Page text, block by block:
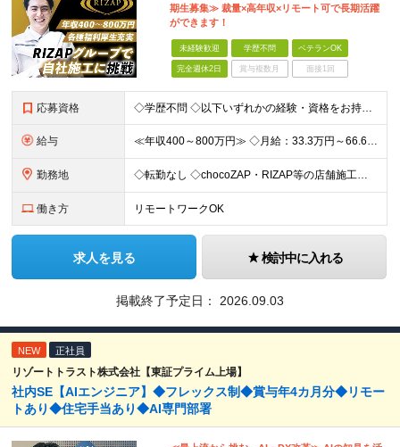
期生募集≫ 裁量×高年収×リモート可で長期活躍
ができます！
未経験歓迎 学歴不問 ベテランOK
完全週休2日 賞与複数月 面接1回
応募資格 ◇学歴不問 ◇以下いずれかの経験・資格をお持ちの方 ≪対象経験≫ ・店舗内装工事（フィットネス・飲食・物販など）の施工管理経験 ・電気/空調/給排水工事いずれかの施工管理経験（1年以上目安） ・職長
給与 ≪年収400～800万円≫ ◇月給：33.3万円～66.6万円 ◇残業代別途支給 ◇昇給年2回（実力次第でスピード昇給可能） スキル・経験に応じた評価制度 ￣￣￣￣￣￣￣￣￣￣￣￣￣ 新設チームのた
勤務地 ◇転勤なし ◇chocoZAP・RIZAP等の店舗施工を担当 ◇本社もしくは在宅での勤務になります 【本社所在地】 東京都新宿区西新宿8-17-1 住友不動産新宿グランドタワー36F 【転勤につい
働き方 リモートワークOK
求人を見る 検討中に入れる
掲載終了予定日： 2026.09.03
NEW 正社員
リゾートトラスト株式会社【東証プライム上場】
社内SE【AIエンジニア】◆フレックス制◆賞与年4カ月分◆リモー
トあり◆住宅手当あり◆AI専門部署